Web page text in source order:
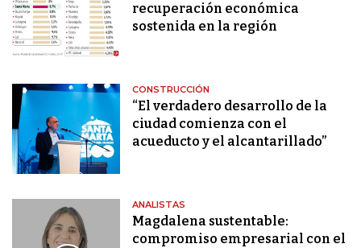
recuperación económica
sostenida en la región
CONSTRUCCIÓN
“El verdadero desarrollo de la
ciudad comienza con el
acueducto y el alcantarillado”
ANALISTAS
Magdalena sustentable:
compromiso empresarial con el